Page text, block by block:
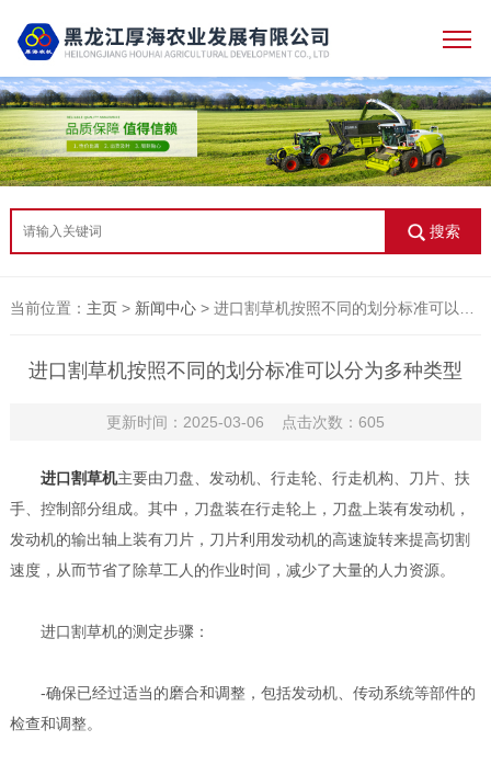
搜索
当前位置： 主页> 新闻中心> 进口割草机按照不同的划分标准可以分为多种类型
进口割草机按照不同的划分标准可以分为多种类型
更新时间：2025-03-06 点击次数：605
进口割草机主要由刀盘、发动机、行走轮、行走机构、刀片、扶
手、控制部分组成。其中，刀盘装在行走轮上，刀盘上装有发动机，
发动机的输出轴上装有刀片，刀片利用发动机的高速旋转来提高切割
速度，从而节省了除草工人的作业时间，减少了大量的人力资源。
进口割草机的测定步骤：
-确保已经过适当的磨合和调整，包括发动机、传动系统等部件的
检查和调整。